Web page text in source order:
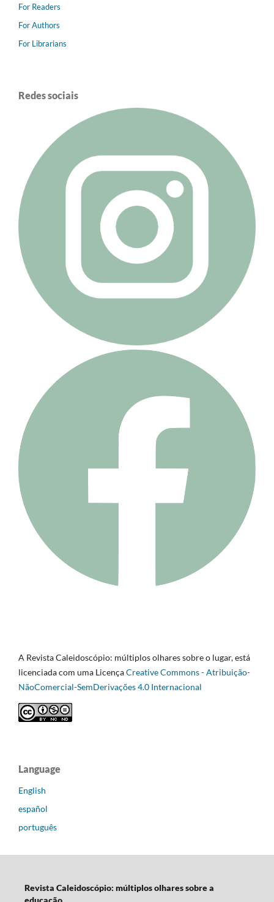
For Readers
For Authors
For Librarians
Redes sociais
A Revista Caleidoscópio: múltiplos olhares sobre o lugar, está
licenciada com uma LicençaCreative Commons - Atribuição-
NãoComercial-SemDerivações 4.0 Internacional
Language
English
español
português
Revista Caleidoscópio: múltiplos olhares sobre a
educação.